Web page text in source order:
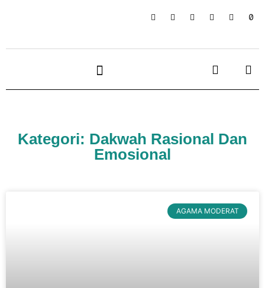
Kategori: Dakwah Rasional Dan
Emosional
AGAMA MODERAT